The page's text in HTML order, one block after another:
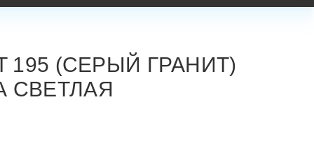
195 (СЕРЫЙ ГРАНИТ)
СВЕТЛАЯ